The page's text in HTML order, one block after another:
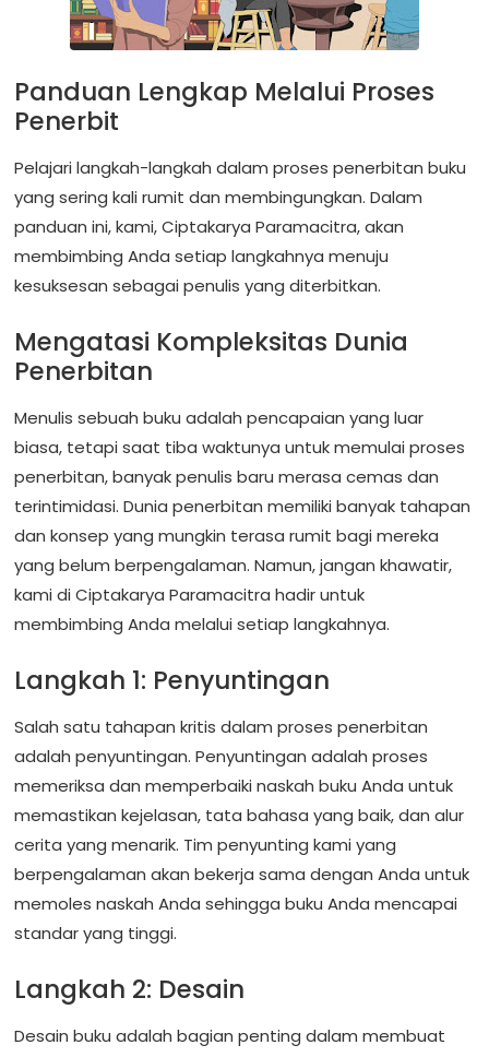
Panduan Lengkap Melalui Proses
Penerbit
Pelajari langkah-langkah dalam proses penerbitan buku
yang sering kali rumit dan membingungkan. Dalam
panduan ini, kami, Ciptakarya Paramacitra, akan
membimbing Anda setiap langkahnya menuju
kesuksesan sebagai penulis yang diterbitkan.
Mengatasi Kompleksitas Dunia
Penerbitan
Menulis sebuah buku adalah pencapaian yang luar
biasa, tetapi saat tiba waktunya untuk memulai proses
penerbitan, banyak penulis baru merasa cemas dan
terintimidasi. Dunia penerbitan memiliki banyak tahapan
dan konsep yang mungkin terasa rumit bagi mereka
yang belum berpengalaman. Namun, jangan khawatir,
kami di Ciptakarya Paramacitra hadir untuk
membimbing Anda melalui setiap langkahnya.
Langkah 1: Penyuntingan
Salah satu tahapan kritis dalam proses penerbitan
adalah penyuntingan. Penyuntingan adalah proses
memeriksa dan memperbaiki naskah buku Anda untuk
memastikan kejelasan, tata bahasa yang baik, dan alur
cerita yang menarik. Tim penyunting kami yang
berpengalaman akan bekerja sama dengan Anda untuk
memoles naskah Anda sehingga buku Anda mencapai
standar yang tinggi.
Langkah 2: Desain
Desain buku adalah bagian penting dalam membuat